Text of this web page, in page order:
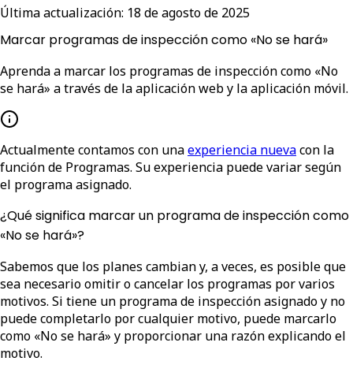
Última actualización: 18 de agosto de 2025
Marcar programas de inspección como «No se hará»
Aprenda a marcar los programas de inspección como «No
se hará» a través de la aplicación web y la aplicación móvil.
Actualmente contamos con unaexperiencia nuevacon la
función de Programas. Su experiencia puede variar según
el programa asignado.
¿Qué significa marcar un programa de inspección como
«No se hará»?
Sabemos que los planes cambian y, a veces, es posible que
sea necesario omitir o cancelar los programas por varios
motivos. Si tiene un programa de inspección asignado y no
puede completarlo por cualquier motivo, puede marcarlo
como «No se hará» y proporcionar una razón explicando el
motivo.